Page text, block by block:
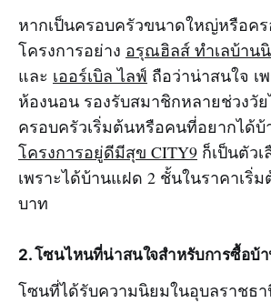
หากเป็นครอบครัวขนาดใหญ่หรือค
โครงการอย่าง อรุณฮิลส์ ทำเลบ้าน
และ เออร์เบิล ไลฟ์ ถือว่าน่าสนใจ เ
ห้องนอน รองรับสมาชิกหลายช่วงวั
ครอบครัวเริ่มต้นหรือคนที่อยากได้
โครงการอยู่ดีมีสุข CITY9 ก็เป็นตัว
เพราะได้บ้านแฝด 2 ชั้นในราคาเริ่ม
บาท
2. โซนไหนที่น่าสนใจสำหรับการซื้อบ้
โซนที่ได้รับความนิยมในอุบลราชธ